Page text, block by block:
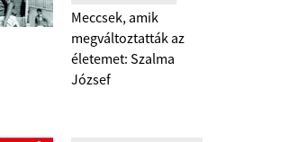
Meccsek, amik
megváltoztatták az
életemet: Szalma
József